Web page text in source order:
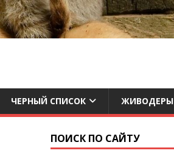
ЧЕРНЫЙ СПИСОК ЖИВОДЕРЫ
ПОИСК ПО САЙТУ